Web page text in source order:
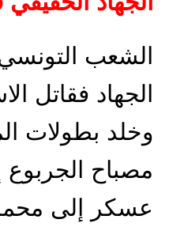
الشعب
الجهاد فقاتل
وخلد بطولات
مصباح الجربوع
عسكر إلى